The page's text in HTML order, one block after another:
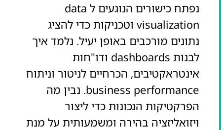
נפתח כישורים הנוגעים ל data
visualization וטכניקות כדי להציג
נתונים מורכבים באופן יעיל. נלמד איך
לבנות dashboards ודו"חות
אינטראקטיבים, הכרחיים לניטור וניתוח
business performance. נבין מה
הפרקטיקות הנכונות כדי ליצור
ויזואליזציה בהירה ומשמעותית על מנת